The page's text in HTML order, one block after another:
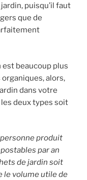
puisqu’il faut
que de
beaucoup plus
alors,
dans votre
deux types soit
produit
par an
de jardin soit
le volume utile de